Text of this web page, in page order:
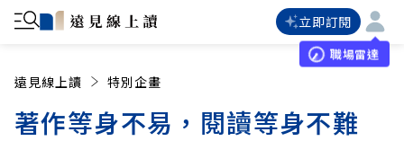
立即訂閱
職場雷達
遠見線上讀 特別企畫
著作等身不易，閱讀等身不難